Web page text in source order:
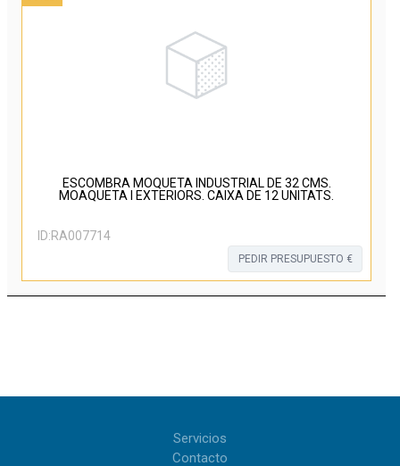
ESCOMBRA MOQUETA INDUSTRIAL DE 32 CMS.
MOAQUETA I EXTERIORS. CAIXA DE 12 UNITATS.
ID:RA007714
PEDIR PRESUPUESTO €
Servicios
Contacto